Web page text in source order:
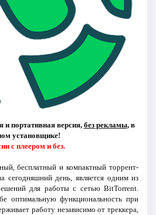
портативная версия, без рекламы, в
установщике!
с плеером и без.
бесплатный и компактный торрент-
сегодняшний день, является одним из
для работы с сетью BitTorrent.
оптимальную функциональность при
работу независимо от треккера,